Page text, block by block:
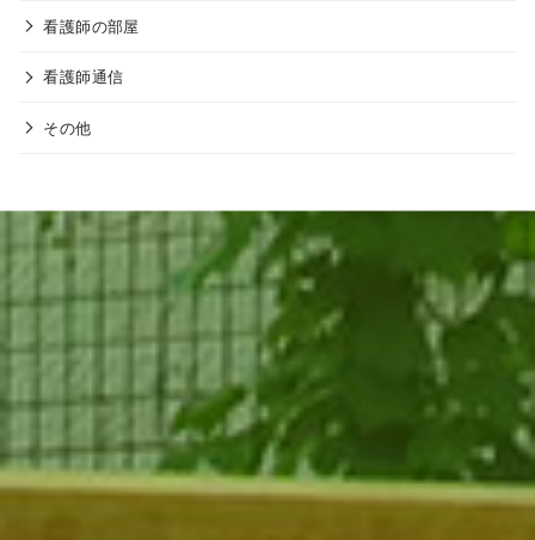
看護師の部屋
看護師通信
その他